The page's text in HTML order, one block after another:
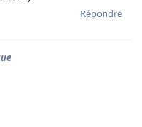
Répondre